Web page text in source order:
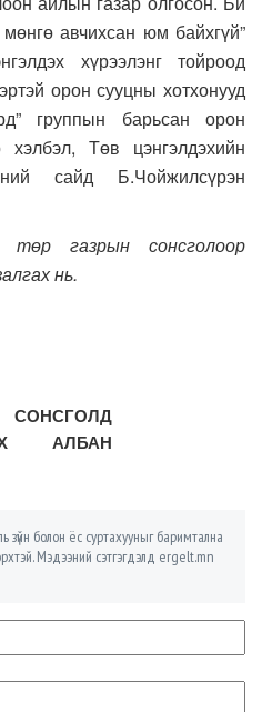
авчихсан юм байхгүй”
хүрээлэнг тойроод
орон сууцны хотхонууд
группын барьсан орон
Төв цэнгэлдэхийн
сайд Б.Чойжилсүрэн
газрын сонсголоор
нь.
АЛБАН
болон ёс суртахууныг баримтална
Мэдээний сэтгэгдэлд ergelt.mn